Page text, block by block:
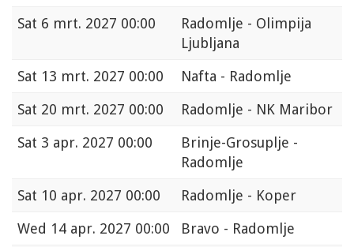
Sat 6 mrt. 2027 00:00
Radomlje - Olimpija
Ljubljana
Sat 13 mrt. 2027 00:00
Nafta - Radomlje
Sat 20 mrt. 2027 00:00
Radomlje - NK Maribor
Sat 3 apr. 2027 00:00
Brinje-Grosuplje -
Radomlje
Sat 10 apr. 2027 00:00
Radomlje - Koper
Wed 14 apr. 2027 00:00
Bravo - Radomlje